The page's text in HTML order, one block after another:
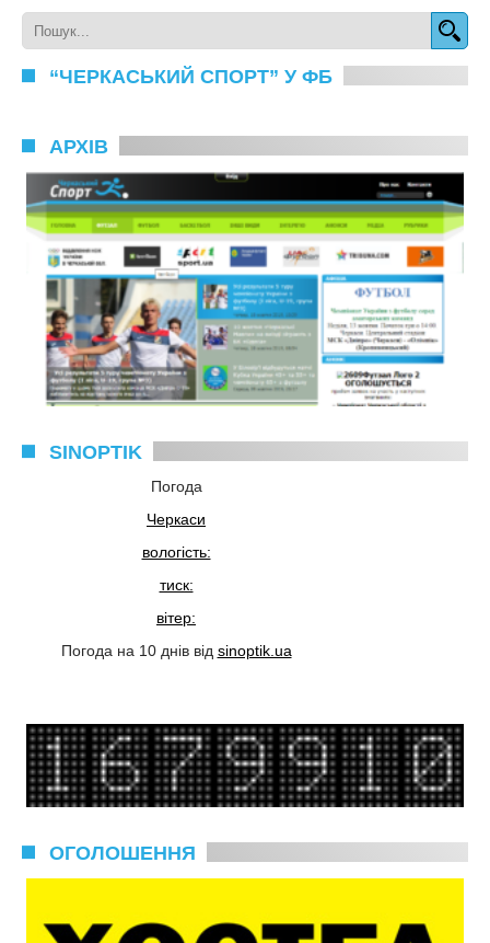
“ЧЕРКАСЬКИЙ СПОРТ” У ФБ
АРХІВ
SINOPTIK
Погода
Черкаси
вологість:
тиск:
вітер:
Погода на 10 днів від sinoptik.ua
ОГОЛОШЕННЯ